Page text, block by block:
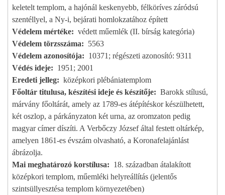
keletelt templom, a hajónál keskenyebb, félköríves záródsú
szentéllyel, a Ny-i, bejárati homlokzatához épített
Védelem mértéke
védett műemlék (II. bírság kategória)
Védelem törzsszáma
5563
Védelem azonosítója
10371; régészeti azonosító: 9311
Védés ideje
1951; 2001
Eredeti jelleg
középkori plébániatemplom
Főoltár titulusa, készítési ideje és készítője
Barokk stílusú,
márvány főoltárát, amely az 1789-es átépítéskor készülhetett,
két oszlop, a párkányzaton két urna, az oromzaton pedig
magyar címer díszíti. A Verbőczy József által festett oltárkép,
amelyen 1861-es évszám olvasható, a Koronafelajánlást
ábrázolja.
Mai meghatározó korstílusa
18. században átalakított
középkori templom, műemléki helyreállítás (jelentős
szintsüllyesztésa templom környezetében)